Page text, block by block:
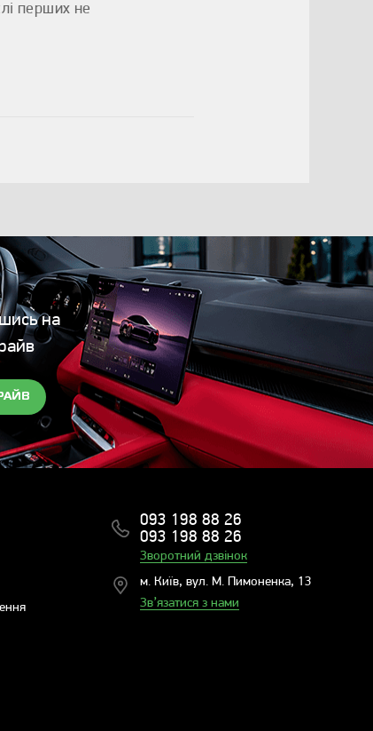
перших не
на
093 198 88 26
093 198 88 26
Зворотний дзвінок
м. Київ, вул. М. Пимоненка, 13
Зв’язатися з нами